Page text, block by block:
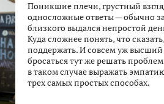
Поникшие плечи, грустный
односложные ответы — обычно
близкого выдался непростой
Куда сложнее понять, что
поддержать. И совсем уж
бросаться тут же решать
в таком случае выражать
трех самых простых способах.